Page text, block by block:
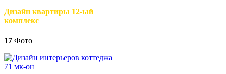
Дизайн квартиры 12-ый
комплекс
17 Фото